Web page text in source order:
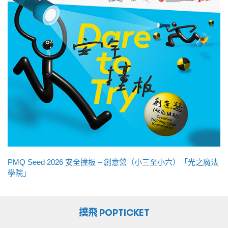
PMQ Seed 2026 安全撞板 – 創意營（小三至小六）「光之魔法
學院」
撲飛 POPTICKET